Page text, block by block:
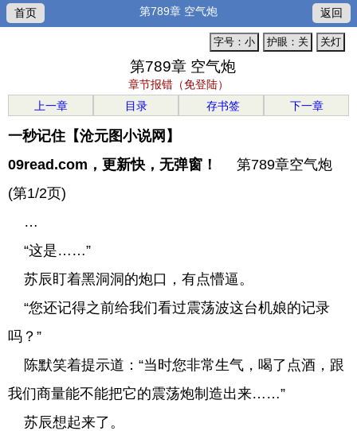
首页 第789章 空气炮 返回
关灯
护眼：关
字号：小
第789章 空气炮
章节报错（免登陆）
上一章
目录 存书签 下一章
一秒记住【沧元图小说网】
09read.com，更新快，无弹窗！
第789章空气炮
(第1/2页)
…
“这是……”
苏辰盯着黑洞洞的炮口，有点懵逼。
“您还记得之前给我们看过震荡波这台机娘的记录
吗？”
陈默笑着提示道：“当时您非常生气，喝了点酒，跟
我们商量能不能把它的震荡炮制造出来……”
苏辰想起来了。